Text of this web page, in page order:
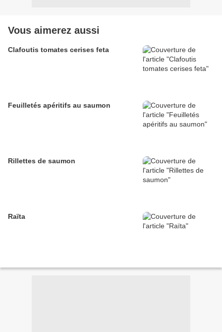
Vous aimerez aussi
Clafoutis tomates cerises feta
Feuilletés apéritifs au saumon
Rillettes de saumon
Raïta